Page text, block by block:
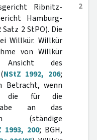
2
Ribnitz-
Hamburg-
Satz 2 StPO). Die
Willkür. Willkür
von Willkür
des
NStZ 1992, 206;
Betracht, wenn
die für die
an das
(ständige
1993, 200; BGH,